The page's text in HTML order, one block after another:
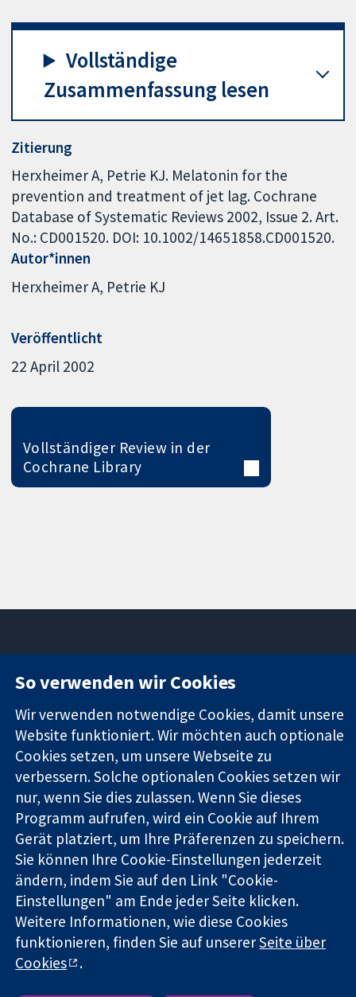
Vollständige
Zusammenfassung lesen
Zitierung
Herxheimer A, Petrie KJ. Melatonin for the
prevention and treatment of jet lag. Cochrane
Database of Systematic Reviews 2002, Issue 2. Art.
No.: CD001520. DOI: 10.1002/14651858.CD001520.
Autor*innen
Herxheimer A Petrie KJ
Veröffentlicht
22 April 2002
Vollständiger Review in der
Cochrane Library
Zuverlässige
Evidenz
Informierte
Entscheidungen
Bessere
Gesundheit
11-13 Cavendish
London
W1G0AN
Vereinigtes
Königreich
Neuigkeiten
Pressestelle
Über uns
Cochrane
Library
Die Cochrane Collaboration ist eine gemeinützige Organisation
(Nr. 1045921) und in England und in Wales als eine Gesellschaft
mit beschränkter Haftung (Nr. 03044323) registriert.
Umsatzsteuer-Identifikationsnummer GB 718 2127 49.
Copyright © 2026 The Cochrane Collaboration
Bedingungen für die Webseite
So verwenden wir Cookies
Wir verwenden notwendige Cookies, damit unsere
Website funktioniert. Wir möchten auch optionale
Cookies setzen, um unsere Webseite zu
verbessern. Solche optionalen Cookies setzen wir
nur, wenn Sie dies zulassen. Wenn Sie dieses
Programm aufrufen, wird ein Cookie auf Ihrem
Gerät platziert, um Ihre Präferenzen zu speichern.
Sie können Ihre Cookie-Einstellungen jederzeit
ändern, indem Sie auf den Link "Cookie-
Einstellungen" am Ende jeder Seite klicken.
Weitere Informationen, wie diese Cookies
funktionieren, finden Sie auf unsererSeite über
Cookies
.